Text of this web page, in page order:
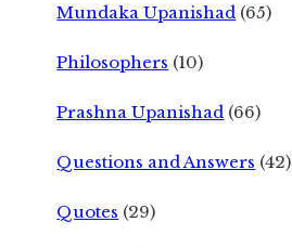
Mundaka Upanishad (65)
Philosophers (10)
Prashna Upanishad (66)
Questions and Answers (42)
Quotes (29)